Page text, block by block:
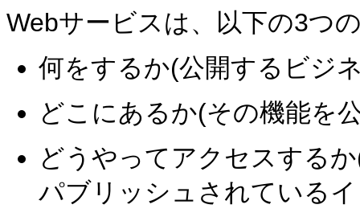
Webサービスは、以下の3つ
何をするか(公開するビジ
どこにあるか(その機能を
どうやってアクセスする
パブリッシュされている